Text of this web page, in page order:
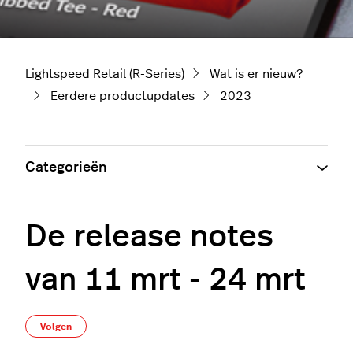
Lightspeed Retail (R-Series)
Wat is er nieuw?
Eerdere productupdates
2023
De release notes
van 11 mrt - 24 mrt
Volgen
Categorieën